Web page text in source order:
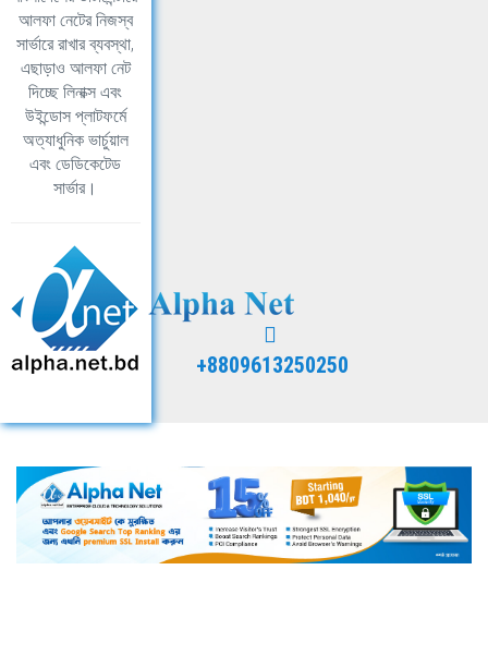
আলফা নেটের নিজস্ব
সার্ভারে রাখার ব্যবস্থা,
এছাড়াও আলফা নেট
দিচ্ছে লিনাক্স এবং
উইন্ডোস প্লাটফর্মে
অত্যাধুনিক ভার্চুয়াল
এবং ডেডিকেটেড
সার্ভার।
+8809613250250